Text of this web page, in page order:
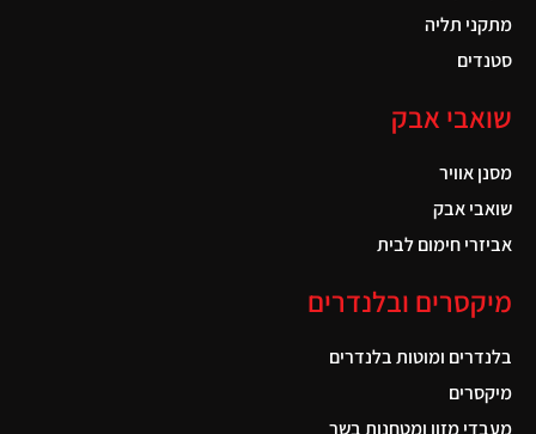
מתקני תליה
סטנדים
שואבי אבק
מסנן אוויר
שואבי אבק
אביזרי חימום לבית
מיקסרים ובלנדרים
בלנדרים ומוטות בלנדרים
מיקסרים
מעבדי מזון ומטחנות בשר